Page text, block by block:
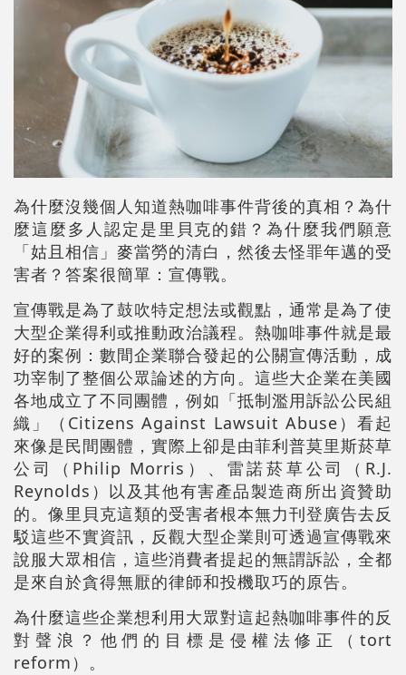
為什麼沒幾個人知道熱咖啡事件背後的真相？為什
麼這麼多人認定是里貝克的錯？為什麼我們願意
「姑且相信」麥當勞的清白，然後去怪罪年邁的受
害者？答案很簡單：宣傳戰。
宣傳戰是為了鼓吹特定想法或觀點，通常是為了使
大型企業得利或推動政治議程。熱咖啡事件就是最
好的案例：數間企業聯合發起的公關宣傳活動，成
功宰制了整個公眾論述的方向。這些大企業在美國
各地成立了不同團體，例如「抵制濫用訴訟公民組
織」（Citizens Against Lawsuit Abuse）看起
來像是民間團體，實際上卻是由菲利普莫里斯菸草
公司（Philip Morris）、雷諾菸草公司（R.J.
Reynolds）以及其他有害產品製造商所出資贊助
的。 像里貝克這類的受害者根本無力刊登廣告去反
駁這些不實資訊，反觀大型企業則可透過宣傳戰來
說服大眾相信，這些消費者提起的無謂訴訟，全都
是來自於貪得無厭的律師和投機取巧的原告。
為什麼這些企業想利用大眾對這起熱咖啡事件的反
對聲浪？他們的目標是侵權法修正（tort
reform）。